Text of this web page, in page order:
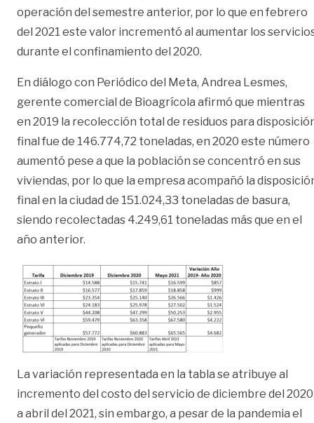
operación del semestre anterior, por lo que en febrero
del 2021 este valor incrementó al aumentar los
durante el confinamiento del 2020.
En diálogo con Periódico del Meta, Andrea Lesmes,
gerente comercial de Bioagrícola afirmó que mientras
en 2019 la recolección total de residuos para
final fue de 146.774,72 toneladas, en 2020 este número
aumentó pese a que la población se concentró en sus
viviendas, por lo que la empresa acompañó la
final en la ciudad de 151.024,33 toneladas de basura,
siendo recolectadas 4.249,61 toneladas más que en el
año anterior.
La variación representada en la tabla se atribuye al
incremento del costo del servicio de diciembre del 2020
a abril del 2021, sin embargo, a pesar de la pandemia el